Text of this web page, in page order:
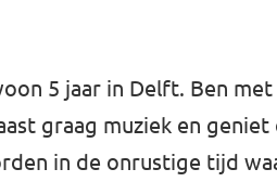
5 jaar in Delft. Ben
graag muziek en
in de onrustige tijd